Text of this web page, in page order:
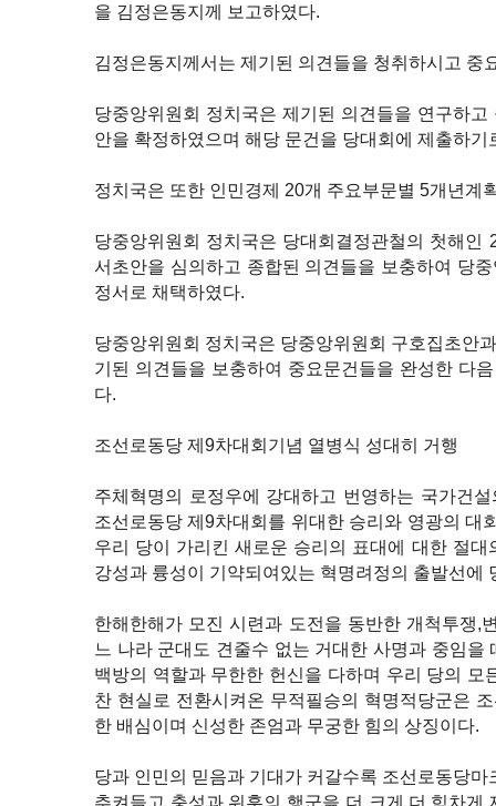
을 김정은동지께 보고하였다.
김정은동지께서는 제기된 의견들을 청취하시고 중
당중앙위원회 정치국은 제기된 의견들을 연구하
안을 확정하였으며 해당 문건을 당대회에 제출하기
정치국은 또한 인민경제 20개 주요부문별 5개년계
당중앙위원회 정치국은 당대회결정관철의 첫해인
서초안을 심의하고 종합된 의견들을 보충하여 당
정서로 채택하였다.
당중앙위원회 정치국은 당중앙위원회 구호집초안
기된 의견들을 보충하여 중요문건들을 완성한 다
다.
조선로동당 제9차대회기념 열병식 성대히 거행
주체혁명의 로정우에 강대하고 번영하는 국가건
조선로동당 제9차대회를 위대한 승리와 영광의 대
우리 당이 가리킨 새로운 승리의 표대에 대한 절
강성과 륭성이 기약되여있는 혁명려정의 출발선에
한해한해가 모진 시련과 도전을 동반한 개척투쟁,
느 나라 군대도 견줄수 없는 거대한 사명과 중임을
백방의 역할과 무한한 헌신을 다하며 우리 당의 모
찬 현실로 전환시켜온 무적필승의 혁명적당군은
한 배심이며 신성한 존엄과 무궁한 힘의 상징이다.
당과 인민의 믿음과 기대가 커갈수록 조선로동당
추켜들고 충성과 위훈의 행군을 더 크게,더 힘차게